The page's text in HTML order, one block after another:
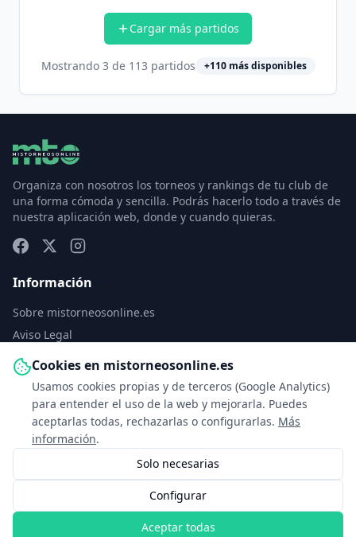
Cookies en mistorneosonline.es
Usamos cookies propias y de terceros (Google Analytics)
para entender el uso de la web y mejorarla. Puedes
aceptarlas todas, rechazarlas o configurarlas. Más
información.
Solo necesarias
Configurar
Aceptar todas
Cargar más partidos
Mostrando 3 de 113 partidos +110más disponibles
Organiza con nosotros los torneos y rankings de tu club de
una forma cómoda y sencilla. Podrás hacerlo todo a través de
nuestra aplicación web, donde y cuando quieras.
Información
Sobre mistorneosonline.es
Aviso Legal
Política de Privacidad
Política de Cookies
Configurar cookies
Contacto
info@mistorneosonline.es
© 2026 Copyright: mistorneosonline.es